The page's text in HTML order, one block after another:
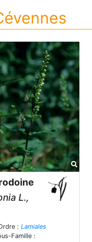
L.,
: Lamiales
Famille :